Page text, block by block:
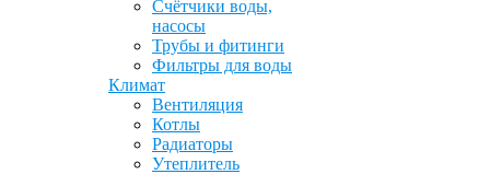
Счётчики воды,
насосы
Трубы и фитинги
Фильтры для воды
Климат
Вентиляция
Котлы
Радиаторы
Утеплитель